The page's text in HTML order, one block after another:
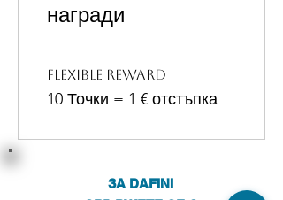
награди
Flexible reward
10 Точки = 1 € отстъпка
ЗА DAFINI